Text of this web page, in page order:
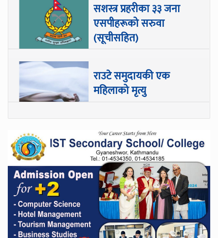
सशस्त्र प्रहरीका ३३ जना
एसपीहरूको सरुवा
(सूचीसहित)
राउटे समुदायकी एक
महिलाको मृत्यु